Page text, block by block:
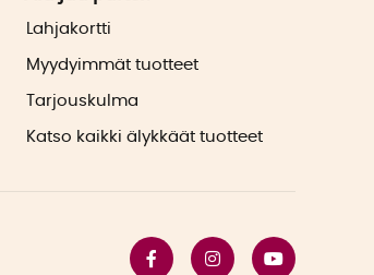
Lahjakortti
Myydyimmät tuotteet
Tarjouskulma
Katso kaikki älykkäät tuotteet